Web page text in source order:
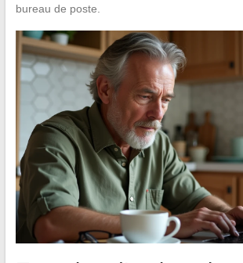
bureau de poste.